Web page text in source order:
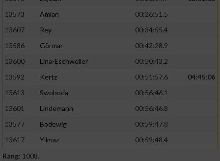
13573
Amian
00:26:51.5
13607
Rey
00:34:55.4
13586
Görmar
00:42:28.9
13600
Lina-Eschweiler
00:50:43.2
13592
Kertz 00:51:57.6
04:45:06
13613
Swoboda
00:56:46.1
13601
Lindemann
00:56:46.8
13577
Bodewig
00:59:47.8
13617
Yilmaz
00:59:48.4
Rang: 1008.